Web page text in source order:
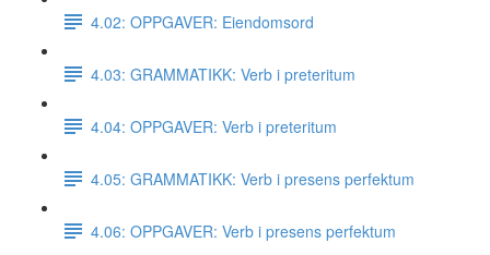
4.02: OPPGAVER: Eiendomsord
4.03: GRAMMATIKK: Verb i preteritum
4.04: OPPGAVER: Verb i preteritum
4.05: GRAMMATIKK: Verb i presens perfektum
4.06: OPPGAVER: Verb i presens perfektum